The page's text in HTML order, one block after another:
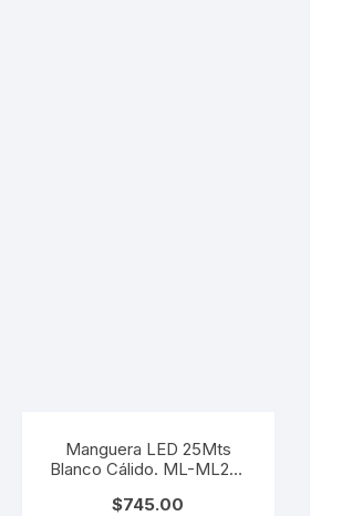
Manguera LED 25Mts
Blanco Cálido. ML-ML25-
$745.00